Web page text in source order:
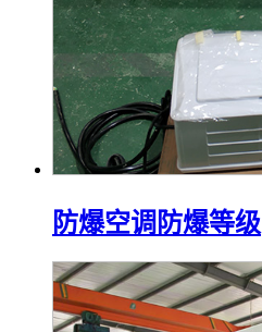
防爆空调防爆等级